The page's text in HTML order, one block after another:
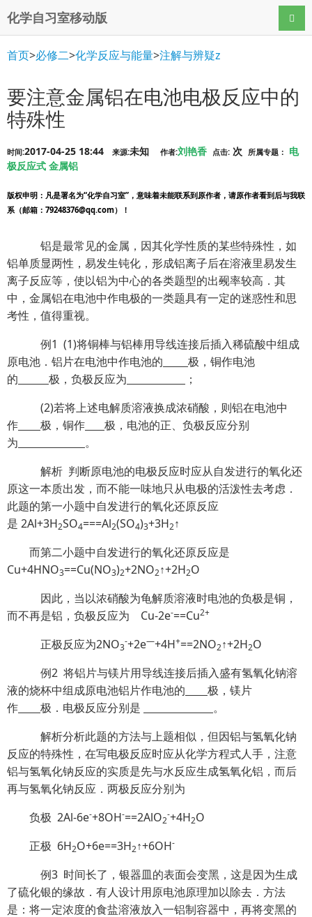
化学自习室移动版 导航
首页>必修二>化学反应与能量>注解与辨疑z
要注意金属铝在电池电极反应中的
特殊性
时间:2017-04-25 18:44 来源:未知 作者:刘艳香 点击: 次 所属专题： 电
极反应式 金属铝
版权申明 ：凡是署名为“化学自习室”，意味着未能联系到原作者，请原作者看到后与我联
系（邮箱：79248376@qq.com）！
铝是最常见的金属，因其化学性质的某些特殊性，如
铝单质显两性，易发生钝化，形成铝离子后在溶液里易发生
离子反应等，使以铝为中心的各类题型的出觋率较高．其
中，金属铝在电池中作电极的一类题具有一定的迷惑性和思
考性，值得重视。
例1 (1)将铜棒与铝棒用导线连接后插入稀硫酸中组成
原电池．铝片在电池中作电池的
极，铜作电池
的
极，负极反应为
；
(2)若将上述电解质溶液换成浓硝酸，则铝在电池中
作
极，铜作
极，电池的正、负极反应分别
为
。
解析 判断原电池的电极反应时应从自发进行的氧化还
原这一本质出发，而不能一味地只从电极的活泼性去考虑．
此题的第一小题中自发进行的氧化还原反应
是 2Al+3H2SO4===Al2(SO4)3+3H2↑
而第二小题中自发进行的氧化还原反应是
Cu+4HNO3==Cu(NO3)2+2NO2↑+2H2O
因此，当以浓硝酸为龟解质溶液时电池的负极是铜，
而不再是铝，负极反应为 Cu-2e-==Cu2+
正极反应为2NO3
-+2e—+4H+==2NO2↑+2H2O
例2 将铝片与镁片用导线连接后插入盛有氢氧化钠溶
液的烧杯中组成原电池铝片作电池的
极，镁片
作
极．电极反应分别是
。
解析分析此题的方法与上题相似，但因铝与氢氧化钠
反应的特殊性，在写电极反应时应从化学方程式人手，注意
铝与氢氧化钠反应的实质是先与水反应生成氢氧化铝，而后
再与氢氧化钠反应．两极反应分别为
负极 2Al-6e-+8OH-==2AlO2
-+4H2O
正极 6H2O+6e==3H2↑+6OH-
例3 时间长了，银器皿的表面会变黑，这是因为生成
了硫化银的缘故．有人设计用原电池原理加以除去．方法
是：将一定浓度的食盐溶液放入一铝制容器中，再将变黑的